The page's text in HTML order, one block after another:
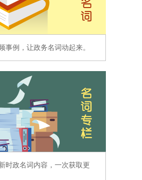
例，让政务名词动起来。
政名词内容，一次获取更